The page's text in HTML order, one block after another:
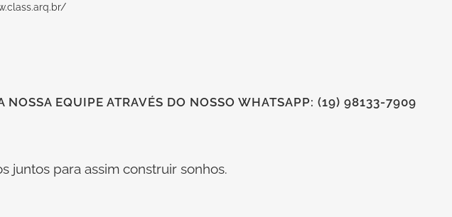
EQUIPE ATRAVÉS DO NOSSO WHATSAPP: (19) 98133-7909
juntos para assim construir sonhos.